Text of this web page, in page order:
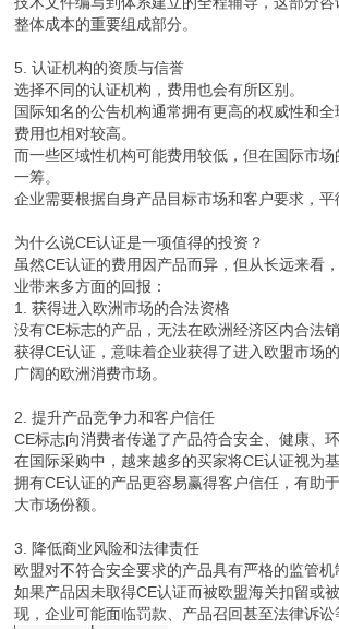
整体成本的重要组成部分。
5. 认证机构的资质与信誉
选择不同的认证机构，费用也会有所区别。
国际知名的公告机构通常拥有更高的权威性和
费用也相对较高。
而一些区域性机构可能费用较低，但在国际市
一筹。
企业需要根据自身产品目标市场和客户要求，平
为什么说CE认证是一项值得的投资？
虽然CE认证的费用因产品而异，但从长远来看
业带来多方面的回报：
1. 获得进入欧洲市场的合法资格
没有CE标志的产品，无法在欧洲经济区内合法销
获得CE认证，意味着企业获得了进入欧盟市场
广阔的欧洲消费市场。
2. 提升产品竞争力和客户信任
CE标志向消费者传递了产品符合安全、健康、环
在国际采购中，越来越多的买家将CE认证视为基
拥有CE认证的产品更容易赢得客户信任，有助
大市场份额。
3. 降低商业风险和法律责任
欧盟对不符合安全要求的产品具有严格的监管机
如果产品因未取得CE认证而被欧盟海关扣留或
现，企业可能面临罚款、产品召回甚至法律诉讼